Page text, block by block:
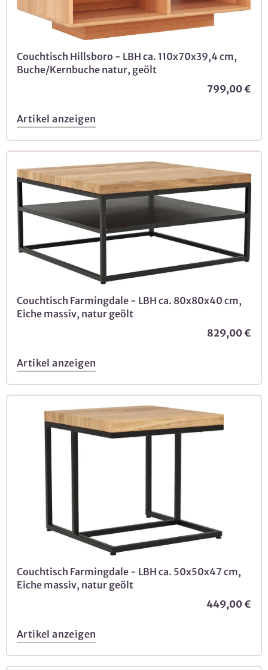
Couchtisch Hillsboro - LBH ca. 110x70x39,4 cm,
Buche/Kernbuche natur, geölt
799,00 €
Artikel anzeigen
Couchtisch Farmingdale - LBH ca. 80x80x40 cm,
Eiche massiv, natur geölt
829,00 €
Artikel anzeigen
Couchtisch Farmingdale - LBH ca. 50x50x47 cm,
Eiche massiv, natur geölt
449,00 €
Artikel anzeigen